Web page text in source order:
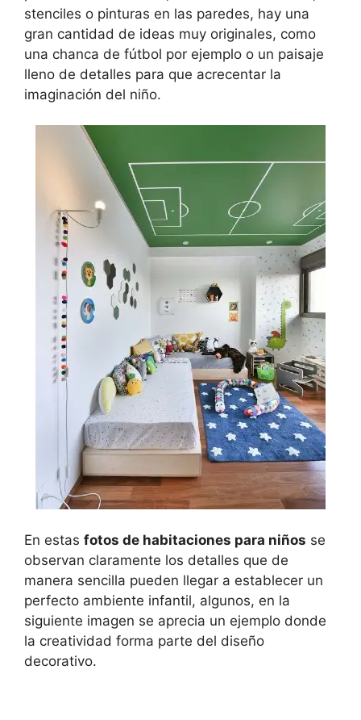
stenciles o pinturas en las paredes, hay una
gran cantidad de ideas muy originales, como
una chanca de fútbol por ejemplo o un paisaje
lleno de detalles para que acrecentar la
imaginación del niño.
En estas fotos de habitaciones para niños se
observan claramente los detalles que de
manera sencilla pueden llegar a establecer un
perfecto ambiente infantil, algunos, en la
siguiente imagen se aprecia un ejemplo donde
la creatividad forma parte del diseño
decorativo.